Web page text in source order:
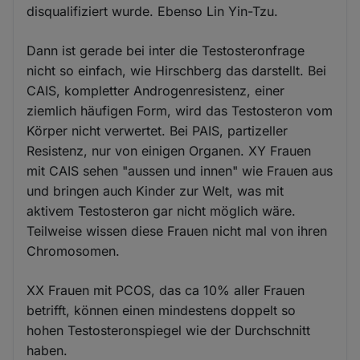
disqualifiziert wurde. Ebenso Lin Yin-Tzu.
Dann ist gerade bei inter die Testosteronfrage
nicht so einfach, wie Hirschberg das darstellt. Bei
CAIS, kompletter Androgenresistenz, einer
ziemlich häufigen Form, wird das Testosteron vom
Körper nicht verwertet. Bei PAIS, partizeller
Resistenz, nur von einigen Organen. XY Frauen
mit CAIS sehen "aussen und innen" wie Frauen aus
und bringen auch Kinder zur Welt, was mit
aktivem Testosteron gar nicht möglich wäre.
Teilweise wissen diese Frauen nicht mal von ihren
Chromosomen.
XX Frauen mit PCOS, das ca 10% aller Frauen
betrifft, können einen mindestens doppelt so
hohen Testosteronspiegel wie der Durchschnitt
haben.